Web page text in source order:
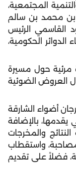
المجتمعية،
بن محمد بن سالم
القاسمي الرئيس
الحكومية،
مرئية حول مسيرة
من خلال العروض الضوئية
أضواء الشارقة
يقدمها، بالإضافة
والمخرجات
واستقطاب
فضلاً على تقديم